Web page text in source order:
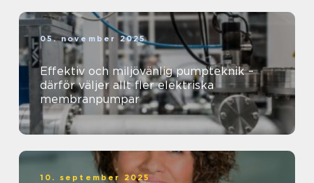
05. november 2025
Effektiv och miljövänlig pumpteknik –
därför väljer allt fler elektriska
membranpumpar
10. september 2025